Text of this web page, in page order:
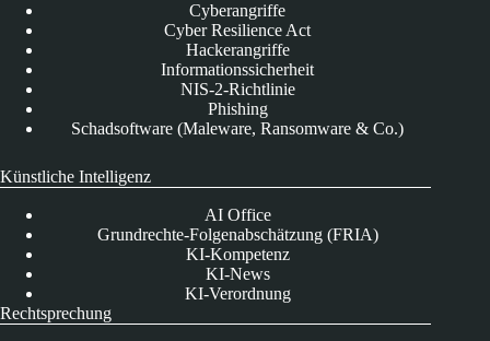
Cyberangriffe
Cyber Resilience Act
Hackerangriffe
Informationssicherheit
NIS-2-Richtlinie
Phishing
Schadsoftware (Maleware, Ransomware & Co.)
Künstliche Intelligenz
AI Office
Grundrechte-Folgenabschätzung (FRIA)
KI-Kompetenz
KI-News
KI-Verordnung
Rechtsprechung